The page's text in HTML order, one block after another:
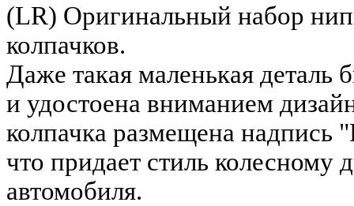
(LR) Оригинальный набор
колпачков.
Даже такая маленькая деталь
и удостоена вниманием
колпачка размещена надпись
что придает стиль колесному
автомобиля.